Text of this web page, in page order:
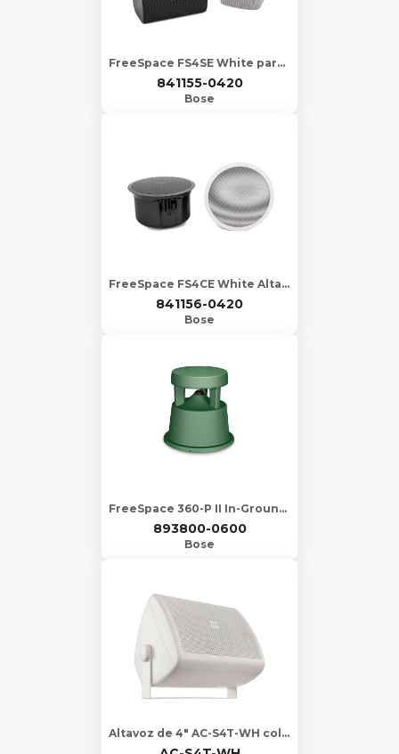
FreeSpace FS4SE White pared 4"
841155-0420
Bose
FreeSpace FS4CE White Altavoz de plafón 4"
841156-0420
Bose
FreeSpace 360-P II In-Ground Loudspeaker Green 40151
893800-0600
Bose
Altavoz de 4" AC-S4T-WH color blanco